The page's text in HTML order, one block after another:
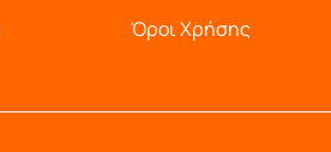
Όροι Χρήσης